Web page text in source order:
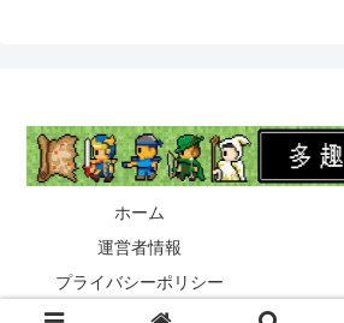
ホーム
運営者情報
プライバシーポリシー